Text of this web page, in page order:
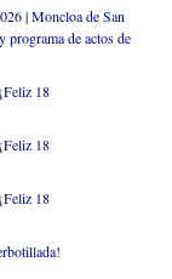
| Moncloa de San
programa de actos de
¡Feliz 18
¡Feliz 18
¡Feliz 18